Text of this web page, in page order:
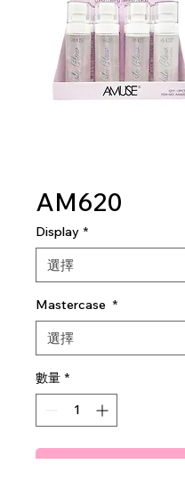
AM620
Display *
Mastercase *
數量 *